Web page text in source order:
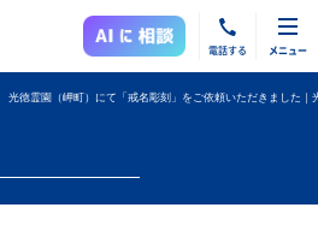
電話する メニュー
光徳霊園（岬町）にて「戒名彫刻」をご依頼いただきました